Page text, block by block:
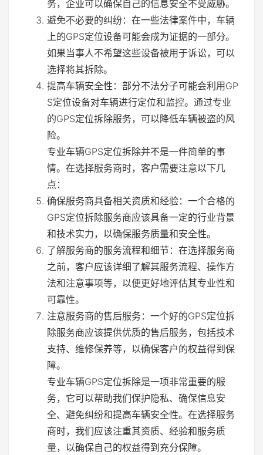
务，企业可以确保自己的信息安全不受威胁。
避免不必要的纠纷：在一些法律案件中，车辆
上的GPS定位设备可能会成为证据的一部分。
如果当事人不希望这些设备被用于诉讼，可以
选择将其拆除。
提高车辆安全性：部分不法分子可能会利用GP
S定位设备对车辆进行定位和监控。通过专业
的GPS定位拆除服务，可以降低车辆被盗的风
险。
专业车辆GPS定位拆除并不是一件简单的事
情。在选择服务商时，客户需要注意以下几
点：
确保服务商具备相关资质和经验：一个合格的
GPS定位拆除服务商应该具备一定的行业背景
和技术实力，以确保服务质量和安全性。
了解服务商的服务流程和细节：在选择服务商
之前，客户应该详细了解其服务流程、操作方
法和注意事项等，以便更好地评估其专业性和
可靠性。
注意服务商的售后服务：一个好的GPS定位拆
除服务商应该提供优质的售后服务，包括技术
支持、维修保养等，以确保客户的权益得到保
障。
专业车辆GPS定位拆除是一项非常重要的服
务，它可以帮助我们保护隐私、确保信息安
全、避免纠纷和提高车辆安全性。在选择服务
商时，我们应该注重其资质、经验和服务质
量，以确保自己的权益得到充分保障。